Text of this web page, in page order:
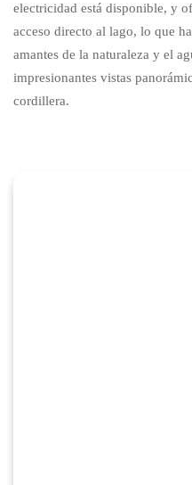
electricidad está disponible, y
acceso directo al lago, lo que
amantes de la naturaleza y el
impresionantes vistas
cordillera.